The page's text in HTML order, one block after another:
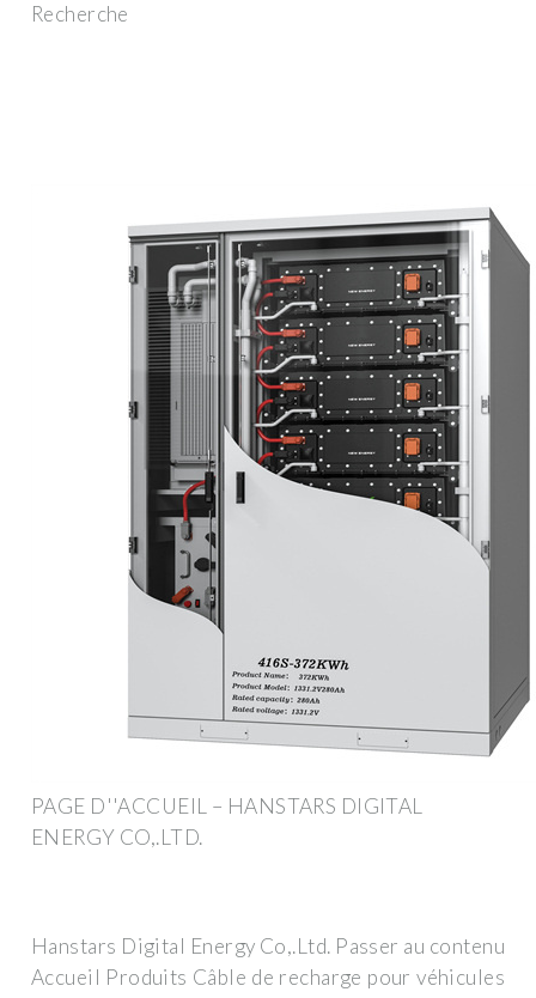
Recherche
PAGE D''ACCUEIL – HANSTARS DIGITAL
ENERGY CO,.LTD.
Hanstars Digital Energy Co,.Ltd. Passer au contenu
Accueil Produits Câble de recharge pour véhicules